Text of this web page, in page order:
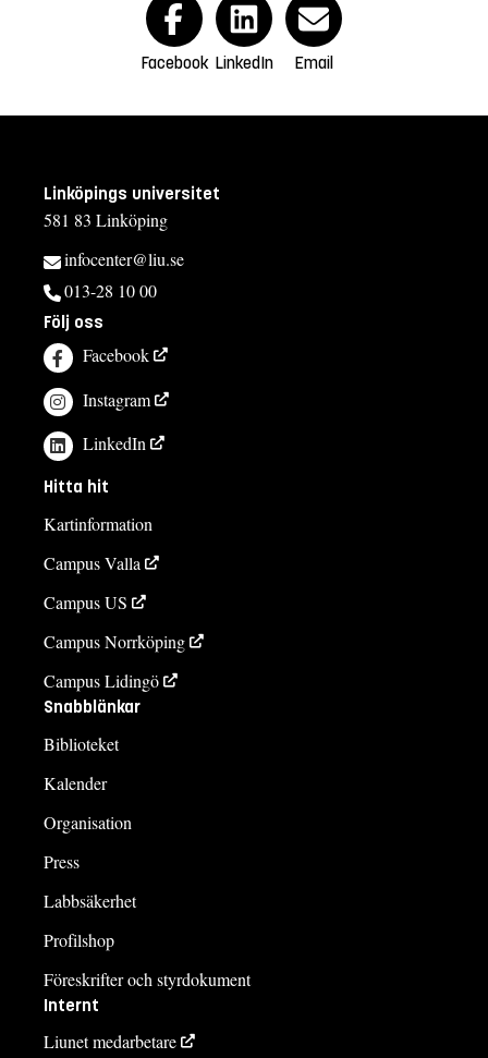
Facebook LinkedIn Email
Linköpings universitet
581 83 Linköping
infocenter@liu.se
013-28 10 00
Följ oss
Facebook
Instagram
LinkedIn
Hitta hit
Kartinformation
Campus Valla
Campus US
Campus Norrköping
Campus Lidingö
Snabblänkar
Biblioteket
Kalender
Organisation
Press
Labbsäkerhet
Profilshop
Föreskrifter och styrdokument
Internt
Liunet medarbetare